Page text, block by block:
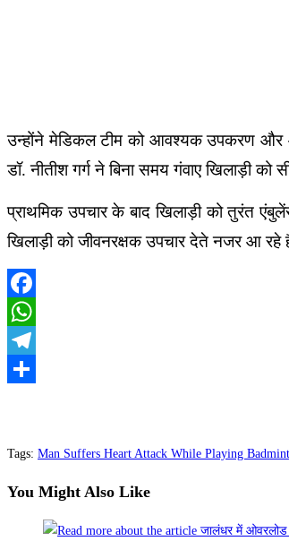
उन्होंने मेडिकल टीम को आवश्यक उपकरण और
डॉ. नीतीश गर्ग ने बिना समय गंवाए खिलाड़ी
प्राथमिक उपचार के बाद खिलाड़ी को तुरंत
खिलाड़ी को जीवनरक्षक उपचार देते नजर आ रहे
Facebook
WhatsApp
Telegram
Tags: Man Suffers Heart Attack While Playing
You Might Also Like